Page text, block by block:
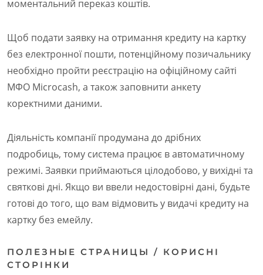
моментальний переказ коштів.
Щоб подати заявку на отримання кредиту на картку
без електронної пошти, потенційному позичальнику
необхідно пройти реєстрацію на офіційному сайті
МФО Microcash, а також заповнити анкету
коректними даними.
Діяльність компанії продумана до дрібних
подробиць, тому система працює в автоматичному
режимі. Заявки приймаються цілодобово, у вихідні та
святкові дні. Якщо ви ввели недостовірні дані, будьте
готові до того, що вам відмовить у видачі кредиту на
картку без емейлу.
ПОЛЕЗНЫЕ СТРАНИЦЫ / КОРИСНІ
СТОРІНКИ